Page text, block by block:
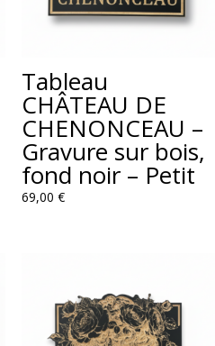
Tableau
CHÂTEAU DE
CHENONCEAU –
Gravure sur bois,
fond noir – Petit
69,00 €